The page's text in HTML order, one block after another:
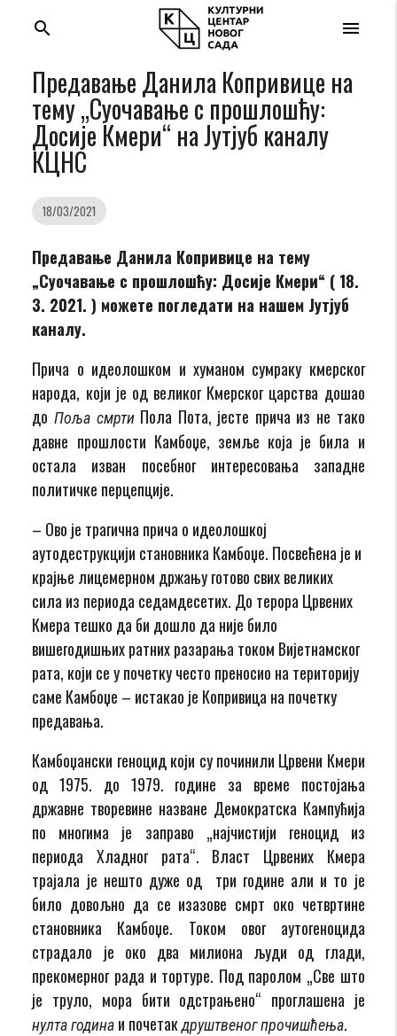
menu
search
Предавање Данила Копривице на
тему „Суочавање с прошлошћу:
Досије Кмери“ на Jутјуб каналу
КЦНС
18/03/2021
Предавање Данила Копривице на тему
„Суочавање с прошлошћу: Досије Кмери“ ( 18.
3. 2021. ) можете погледати на нашем Јутјуб
каналу.
Прича о идеолошком и хуманом сумраку кмерског
народа, који је од великог Кмерског царства дошао
до Поља смртиПола Пота, јесте прича из не тако
давне прошлости Камбоџе, земље која је била и
остала изван посебног интересовања западне
политичке перцепције.
– Ово је трагична прича о идеолошкој
аутодеструкцији становника Камбоџе. Посвећена је и
крајње лицемерном држању готово свих великих
сила из периода седамдесетих. До терора Црвених
Кмера тешко да би дошло да није било
вишегодишњих ратних разарања током Вијетнамског
рата, који се у почетку често преносио на територију
саме Камбоџе – истакао је Копривица на почетку
предавања.
Камбоџански геноцид који су починили Црвени Кмери
од 1975. до 1979. године за време постојања
државне творевине назване Демократска Кампућија
по многима је заправо „најчистији геноцид из
периода Хладног рата“. Власт Црвених Кмера
трајала је нешто дуже од три године али и то је
било довољно да се изазове смрт око четвртине
становника Камбоџе. Током овог аутогеноцида
страдало је око два милиона људи од глади,
прекомерног рада и тортуре. Под паролом „Све што
је труло, мора бити одстрањено“ проглашена је
нулта година и почетакдруштвеног прочишћења.